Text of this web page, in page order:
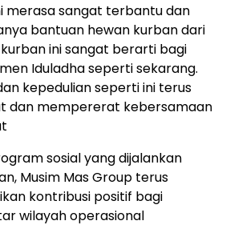
merasa sangat terbantu dan
bantuan hewan kurban dari
kurban ini sangat berarti bagi
Iduladha seperti sekarang.
kepedulian seperti ini terus
dan mempererat kebersamaan
sosial yang dijalankan
Musim Mas Group terus
kontribusi positif bagi
wilayah operasional